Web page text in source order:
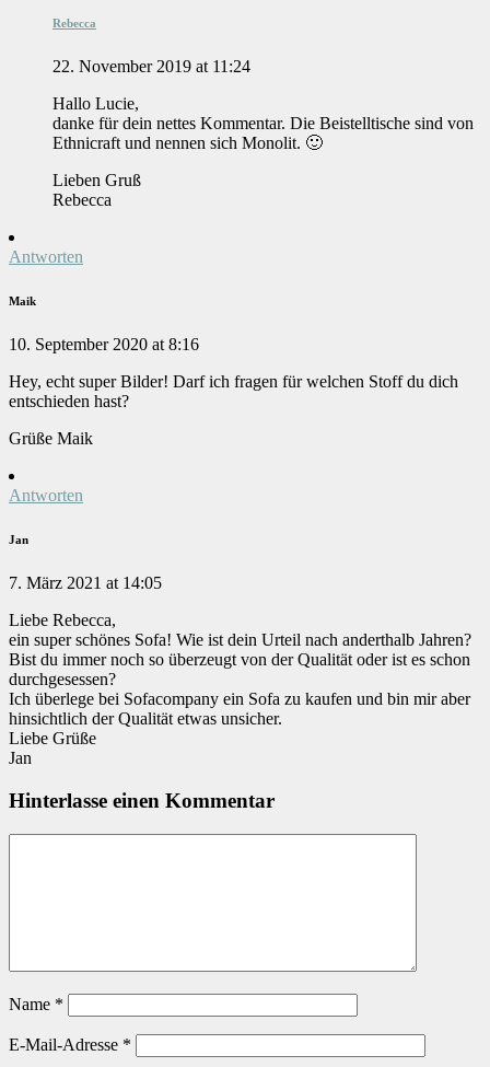
Rebecca
22. November 2019 at 11:24
Hallo Lucie,
danke für dein nettes Kommentar. Die Beistelltische sind von
Ethnicraft und nennen sich Monolit. 🙂
Lieben Gruß
Rebecca
Antworten
Maik
10. September 2020 at 8:16
Hey, echt super Bilder! Darf ich fragen für welchen Stoff du dich
entschieden hast?
Grüße Maik
Antworten
Jan
7. März 2021 at 14:05
Liebe Rebecca,
ein super schönes Sofa! Wie ist dein Urteil nach anderthalb Jahren?
Bist du immer noch so überzeugt von der Qualität oder ist es schon
durchgesessen?
Ich überlege bei Sofacompany ein Sofa zu kaufen und bin mir aber
hinsichtlich der Qualität etwas unsicher.
Liebe Grüße
Jan
Hinterlasse einen Kommentar
Name *
E-Mail-Adresse *